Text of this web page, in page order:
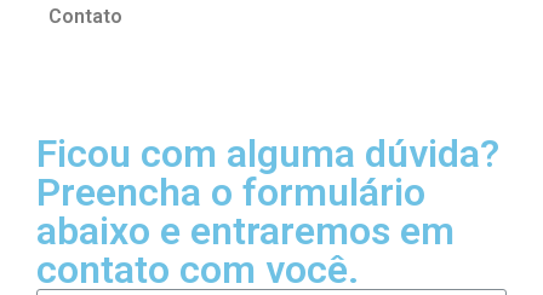
Contato
Ficou com alguma dúvida?
Preencha o formulário
abaixo e entraremos em
contato com você.